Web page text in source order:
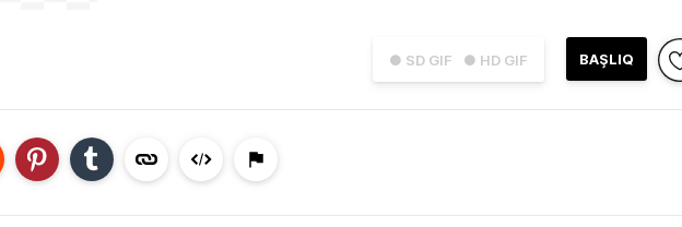
● SD GIF ● HD GIF BAŞLIQ